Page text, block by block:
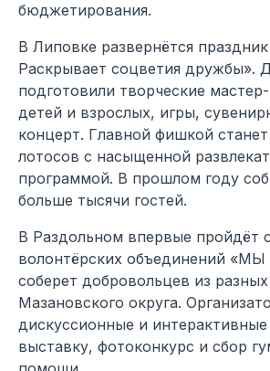
бюджетирования.
В Липовке развернётся
Раскрывает соцветия дружбы».
подготовили творческие
детей и взрослых, игры,
концерт. Главной фишкой
лотосов с насыщенной
программой. В прошлом году
больше тысячи гостей.
В Раздольном впервые пройдёт
волонтёрских объединений
соберет добровольцев из
Мазановского округа.
дискуссионные и
выставку, фотоконкурс и сбор